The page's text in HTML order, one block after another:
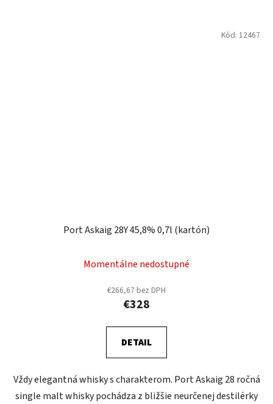
Port Askaig 28Y 45,8% 0,7l (kartón)
Momentálne nedostupné
€266,67 bez DPH
€328
DETAIL
Vždy elegantná whisky s charakterom. Port Askaig 28 ročná
single malt whisky pochádza z bližšie neurčenej destilérky
Kód: 12467